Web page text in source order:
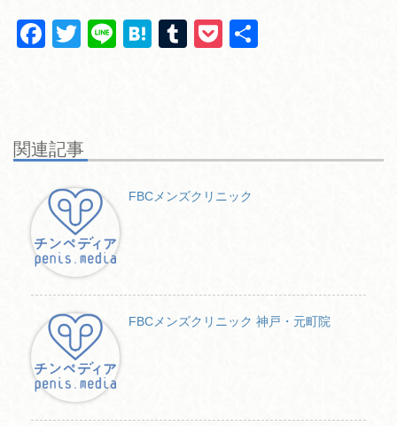
F
b
o
k
T
Li
H
T
P
関連記事
FBCメンズクリニック
FBCメンズクリニック 神戸・元町院